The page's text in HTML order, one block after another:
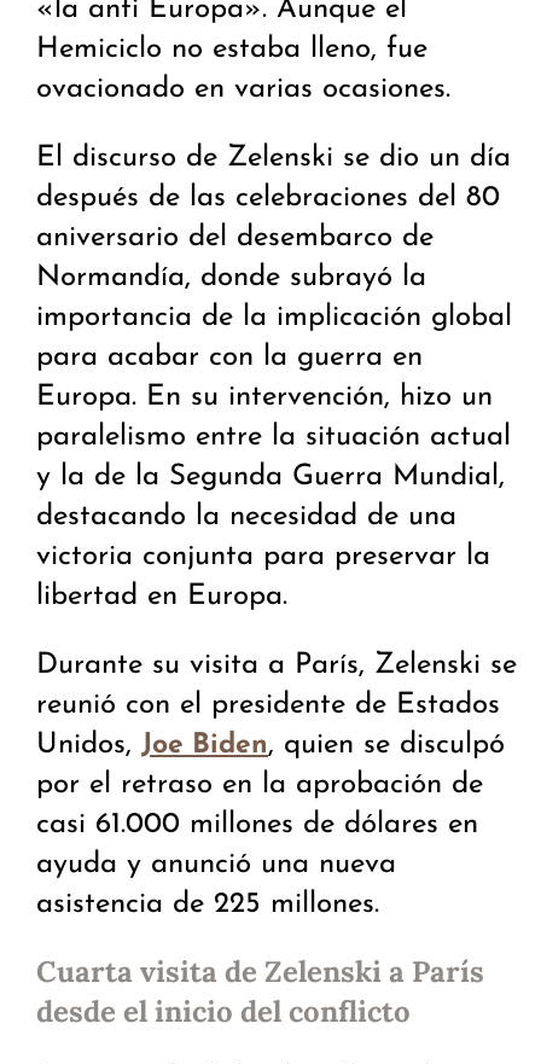
«la anti Europa». Aunque el
Hemiciclo no estaba lleno, fue
ovacionado en varias ocasiones.
El discurso de Zelenski se dio un día
después de las celebraciones del 80
aniversario del desembarco de
Normandía, donde subrayó la
importancia de la implicación global
para acabar con la guerra en
Europa. En su intervención, hizo un
paralelismo entre la situación actual
y la de la Segunda Guerra Mundial,
destacando la necesidad de una
victoria conjunta para preservar la
libertad en Europa.
Durante su visita a París, Zelenski se
reunió con el presidente de Estados
Unidos, Joe Biden, quien se disculpó
por el retraso en la aprobación de
casi 61.000 millones de dólares en
ayuda y anunció una nueva
asistencia de 225 millones.
Cuarta visita de Zelenski a París
desde el inicio del conflicto